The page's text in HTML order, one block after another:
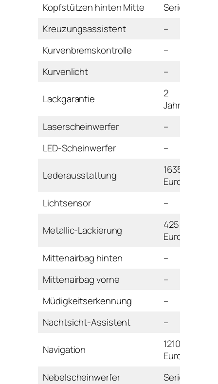
Kopfstützen hinten Mitte
Serie
Kreuzungsassistent
–
Kurvenbremskontrolle
–
Kurvenlicht
–
Lackgarantie
2
Jahre
Laserscheinwerfer
–
LED-Scheinwerfer
–
Lederausstattung
1635
Euro
Lichtsensor
–
Metallic-Lackierung
425
Euro
Mittenairbag hinten
–
Mittenairbag vorne
–
Müdigkeitserkennung
–
Nachtsicht-Assistent
–
Navigation
1210
Euro
Nebelscheinwerfer
Serie